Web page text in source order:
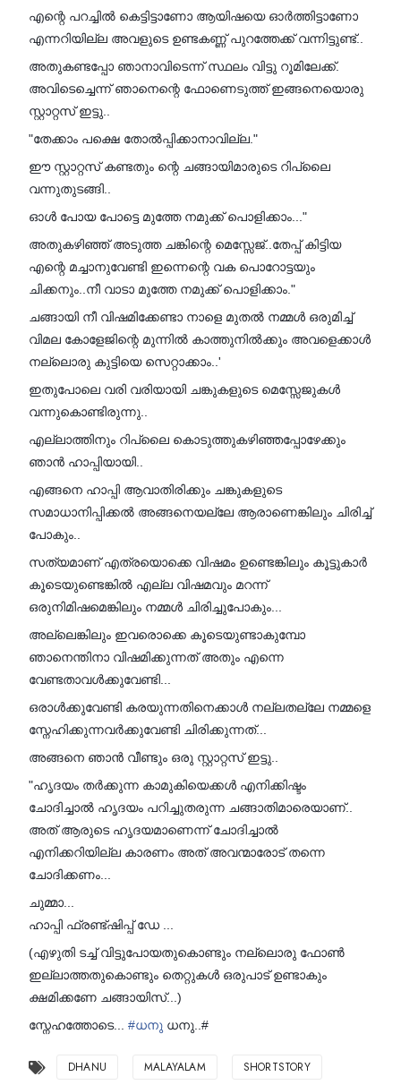
എന്റെ പറച്ചിൽ കെട്ടിട്ടാണോ ആയിഷയെ ഓർത്തിട്ടാണോ
എന്നറിയില്ല അവളുടെ ഉണ്ടകണ്ണ് പുറത്തേക്ക് വന്നിട്ടുണ്ട്..
അതുകണ്ടപ്പോ ഞാനാവിടെന്ന് സ്ഥലം വിട്ടു റൂമിലേക്ക്.
അവിടെച്ചെന്ന് ഞാനെന്റെ ഫോണെടുത്ത് ഇങ്ങനെയൊരു
സ്റ്റാറ്റസ് ഇട്ടു..
"തേക്കാം പക്ഷെ തോൽപ്പിക്കാനാവില്ല."
ഈ സ്റ്റാറ്റസ് കണ്ടതും ന്റെ ചങ്ങായിമാരുടെ റിപ്ലൈ
വന്നുതുടങ്ങി..
ഓൾ പോയ പോട്ടെ മുത്തേ നമുക്ക് പൊളിക്കാം..."
അതുകഴിഞ്ഞ് അടുത്ത ചങ്കിന്റെ മെസ്സേജ്..തേപ്പ് കിട്ടിയ
എന്റെ മച്ചാനുവേണ്ടി ഇന്നെന്റെ വക പൊറോട്ടയും
ചിക്കനും..നീ വാടാ മുത്തേ നമുക്ക് പൊളിക്കാം."
ചങ്ങായി നീ വിഷമിക്കേണ്ടാ നാളെ മുതൽ നമ്മൾ ഒരുമിച്ച്
വിമല കോളേജിന്റെ മുന്നിൽ കാത്തുനിൽക്കും അവളെക്കാൾ
നല്ലൊരു കുട്ടിയെ സെറ്റാക്കാം..'
ഇതുപോലെ വരി വരിയായി ചങ്കുകളുടെ മെസ്സേജുകൾ
വന്നുകൊണ്ടിരുന്നു..
എല്ലാത്തിനും റിപ്ലൈ കൊടുത്തുകഴിഞ്ഞപ്പോഴേക്കും
ഞാൻ ഹാപ്പിയായി..
എങ്ങനെ ഹാപ്പി ആവാതിരിക്കും ചങ്കുകളുടെ
സമാധാനിപ്പിക്കൽ അങ്ങനെയല്ലേ ആരാണെങ്കിലും ചിരിച്ച്
പോകും..
സത്യമാണ് എത്രയൊക്കെ വിഷമം ഉണ്ടെങ്കിലും കൂട്ടുകാർ
കൂടെയുണ്ടെങ്കിൽ എല്ല വിഷമവും മറന്ന്
ഒരുനിമിഷമെങ്കിലും നമ്മൾ ചിരിച്ചുപോകും...
അല്ലെങ്കിലും ഇവരൊക്കെ കൂടെയുണ്ടാകുമ്പോ
ഞാനെന്തിനാ വിഷമിക്കുന്നത് അതും എന്നെ
വേണ്ടതാവൾക്കുവേണ്ടി...
ഒരാൾക്കുവേണ്ടി കരയുന്നതിനെക്കാൾ നല്ലതല്ലേ നമ്മളെ
സ്നേഹിക്കുന്നവർക്കുവേണ്ടി ചിരിക്കുന്നത്...
അങ്ങനെ ഞാൻ വീണ്ടും ഒരു സ്റ്റാറ്റസ് ഇട്ടു..
"ഹൃദയം തർക്കുന്ന കാമുകിയെക്കൾ എനിക്കിഷ്ടം
ചോദിച്ചാൽ ഹൃദയം പറിച്ചുതരുന്ന ചങ്ങാതിമാരെയാണ്..
അത് ആരുടെ ഹൃദയമാണെന്ന് ചോദിച്ചാൽ
എനിക്കറിയില്ല കാരണം അത് അവന്മാരോട് തന്നെ
ചോദിക്കണം...
ചുമ്മാ...
ഹാപ്പി ഫ്രണ്ട്ഷിപ്പ് ഡേ ...
(എഴുതി ടച്ച് വിട്ടുപോയതുകൊണ്ടും നല്ലൊരു ഫോൺ
ഇല്ലാത്തതുകൊണ്ടും തെറ്റുകൾ ഒരുപാട് ഉണ്ടാകും
ക്ഷമിക്കണേ ചങ്ങായിസ്...)
സ്നേഹത്തോടെ... #ധനു ധനു..#
DHANU MALAYALAM SHORTSTORY